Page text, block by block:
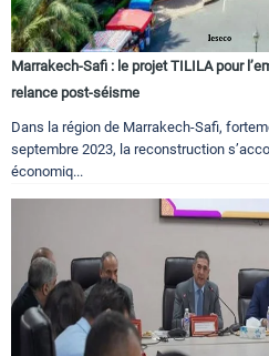
Marrakech-Safi : le projet TILILA pour
relance post-séisme
Dans la région de Marrakech-Safi,
septembre 2023, la reconstruction
économiq...